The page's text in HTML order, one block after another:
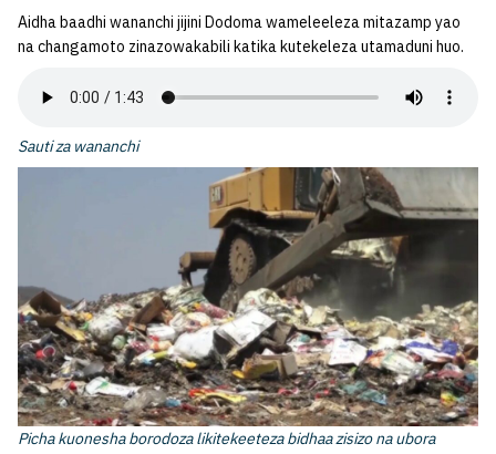
Aidha baadhi wananchi jijini Dodoma wameleeleza mitazamp yao
na changamoto zinazowakabili katika kutekeleza utamaduni huo.
Sauti za wananchi
Picha kuonesha borodoza likitekeeteza bidhaa zisizo na ubora